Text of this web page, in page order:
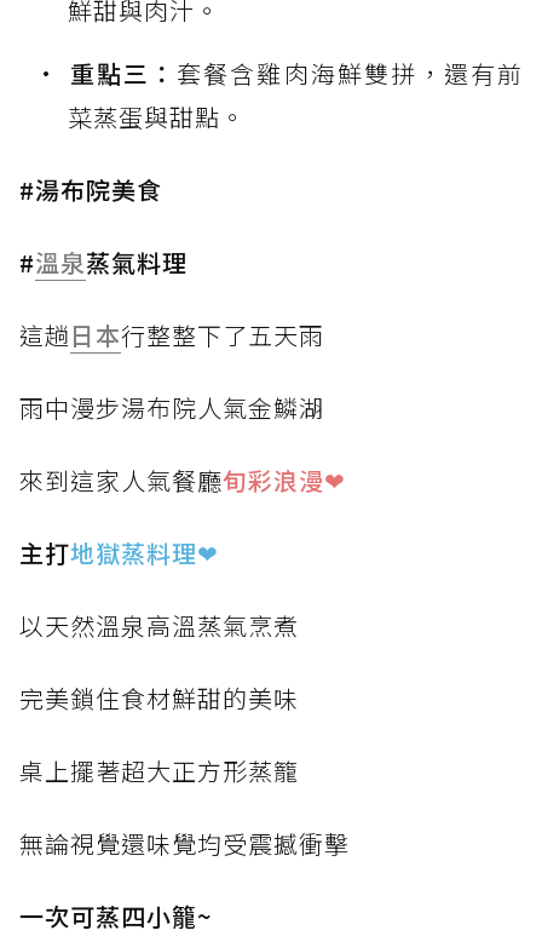
鮮甜與肉汁。
重點三： 套餐含雞肉海鮮雙拼，還有前
菜蒸蛋與甜點。
#湯布院美食
#溫泉蒸氣料理
這趟日本行整整下了五天雨
雨中漫步湯布院人氣金鱗湖
來到這家人氣餐廳旬彩浪漫❤
主打地獄蒸料理❤
以天然溫泉高溫蒸氣烹煮
完美鎖住食材鮮甜的美味
桌上擺著超大正方形蒸籠
無論視覺還味覺均受震撼衝擊
一次可蒸四小籠~